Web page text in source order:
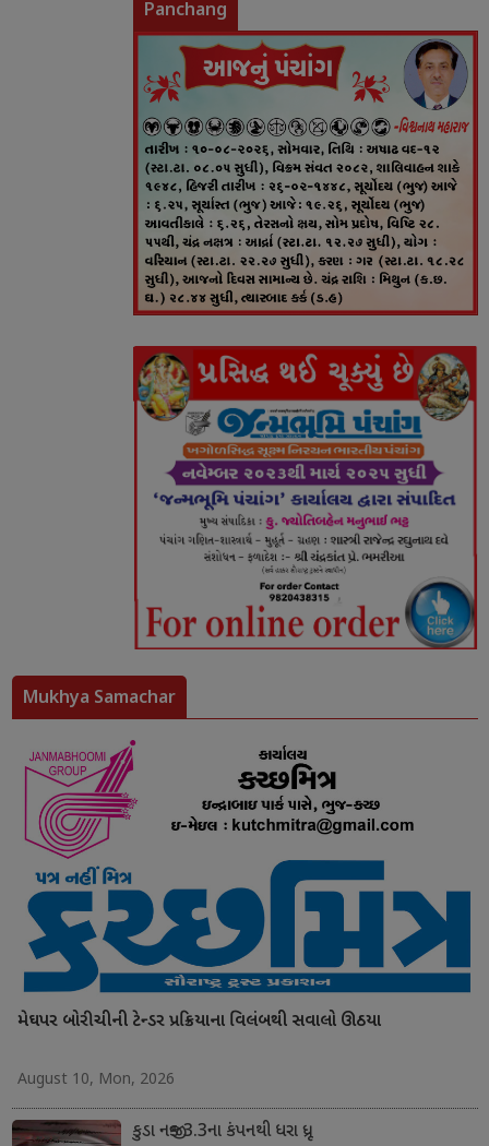
Panchang
Mukhya Samachar
મેઘપર બોરીચીની ટેન્ડર પ્રક્રિયાના વિલંબથી સવાલો ઊઠયા
August 10, Mon, 2026
કુડા નજીક 3.3ના કંપનથી ધરા ધ્રૂજી